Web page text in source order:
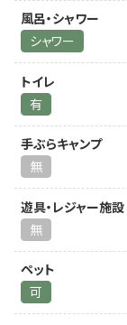
風呂・シャワー
シャワー
トイレ
有
手ぶらキャンプ
無
遊具・レジャー施設
無
ペット
可